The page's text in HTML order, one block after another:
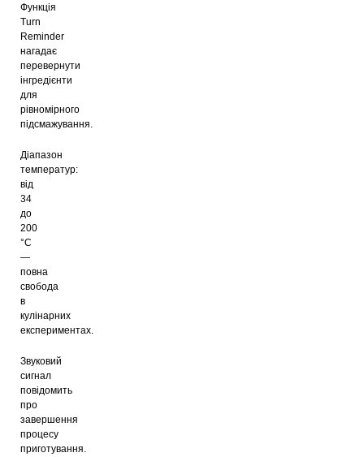
Функція
Turn
Reminder
нагадає
перевернути
інгредієнти
для
рівномірного
підсмажування.
Діапазон
температур:
від
34
до
200
°C
—
повна
свобода
в
кулінарних
експериментах.
Звуковий
сигнал
повідомить
про
завершення
процесу
приготування.